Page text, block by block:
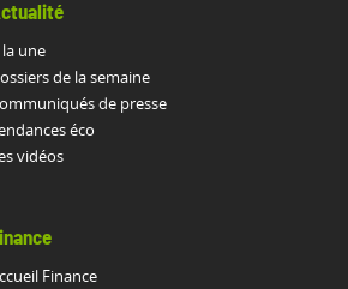
la une
de la semaine
de presse
éco
vidéos
Finance